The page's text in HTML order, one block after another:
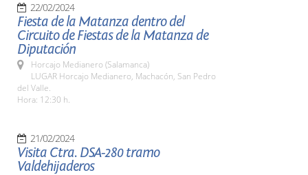
22/02/2024
Fiesta de la Matanza dentro del
Circuito de Fiestas de la Matanza de
Diputación
Horcajo Medianero (Salamanca)
LUGAR Horcajo Medianero, Machacón, San Pedro
del Valle.
Hora: 12:30 h.
21/02/2024
Visita Ctra. DSA-280 tramo
Valdehijaderos